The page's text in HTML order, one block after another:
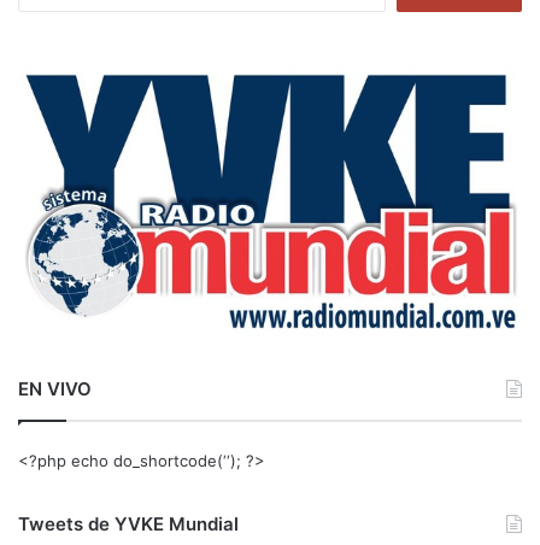
a
EN VIVO
<?php echo do_shortcode(‘‘); ?>
Tweets de YVKE Mundial